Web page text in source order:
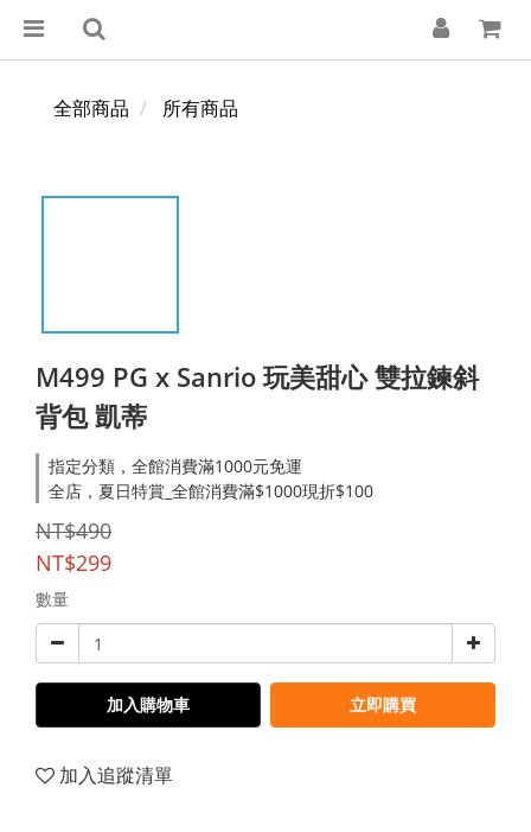
全部商品 所有商品
M499 PG x Sanrio 玩美甜心 雙拉鍊斜
背包 凱蒂
指定分類，全館消費滿1000元免運
全店，夏日特賞_全館消費滿$1000現折$100
NT$490
NT$299
數量
加入購物車 立即購買
加入追蹤清單